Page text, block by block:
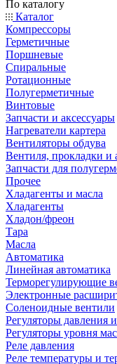
По каталогу
Каталог
Компрессоры
Герметичные
Поршневые
Спиральные
Ротационные
Полугерметичные
Винтовые
Запчасти и аксессуары
Нагреватели картера
Вентиляторы обдува
Вентиля, прокладки и
Запчасти для
Прочее
Хладагенты и масла
Хладагенты
Хладон/фреон
Тара
Масла
Автоматика
Линейная автоматика
Терморегулирующие
Электронные
Соленоидные вентили
Регуляторы давления
Регуляторы уровня
Реле давления
Реле температуры и